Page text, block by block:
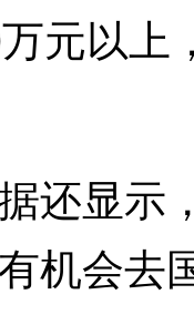
元以上
显示
机会去